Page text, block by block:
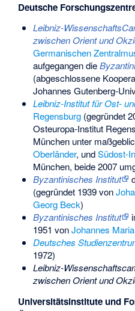
Deutsche
Leibniz-
zwischen Orient und
Germanischen
aufgegangen die
(abgeschlossene
Johannes Gutenberg-
Leibniz-Institut für Ost-
Regensburg(gegründet
Osteuropa-Institut
München unter
Oberländer, undSüdost-
München, beide 2007
Byzantinisches Institut
(gegründet 1939 von
Georg Beck)
Byzantinisches Institut
1951 vonJohannes
Deutsches
1972)
Leibniz-
zwischen Orient und
Universitätsinstitute und